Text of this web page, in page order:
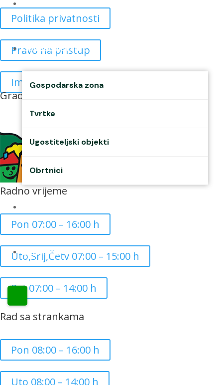
Gospodarstvo
Gospodarska zona
Tvrtke
Ugostiteljski objekti
Obrtnici
CZK Rudar
Politika privatnosti
Pravo na pristup
Impressum
Grad prijatelj djece
Radno vrijeme
Pon 07:00 – 16:00 h
Uto,Srij,Četv 07:00 – 15:00 h
Pet 07:00 – 14:00 h
Rad sa strankama
Pon 08:00 – 16:00 h
Uto 08:00 – 14:00 h